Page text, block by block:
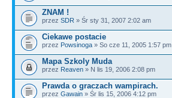
ZNAM !
przez SDR » Śr sty 31, 2007 2:02 am
Ciekawe postacie
przez Powsinoga » So cze 11, 2005 1:57 pm
Mapa Szkoly Muda
przez Reaven » N lis 19, 2006 2:08 pm
Prawda o graczach wampirach.
przez Gawain » Śr lis 15, 2006 4:12 pm